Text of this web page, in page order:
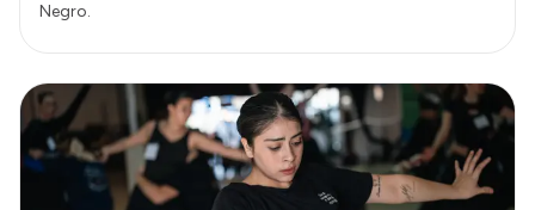
Negro.